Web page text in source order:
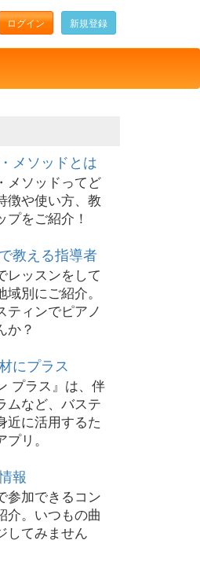
ログイン 新規登録
メソッドとは
メソッドってど
徴や使い方、教
プをご紹介！
教える指導者
レッスンをして
別にご紹介。
ティンでピアノ
か？
にプラス
プラス』は、伴
ムなど、バステ
近に活用するた
リ。
報
参加できるコン
介。いつもの曲
してみません